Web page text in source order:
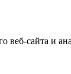
сайта и